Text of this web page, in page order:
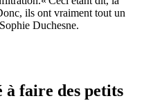
ils ont vraiment tout un
Duchesne.
faire des petits